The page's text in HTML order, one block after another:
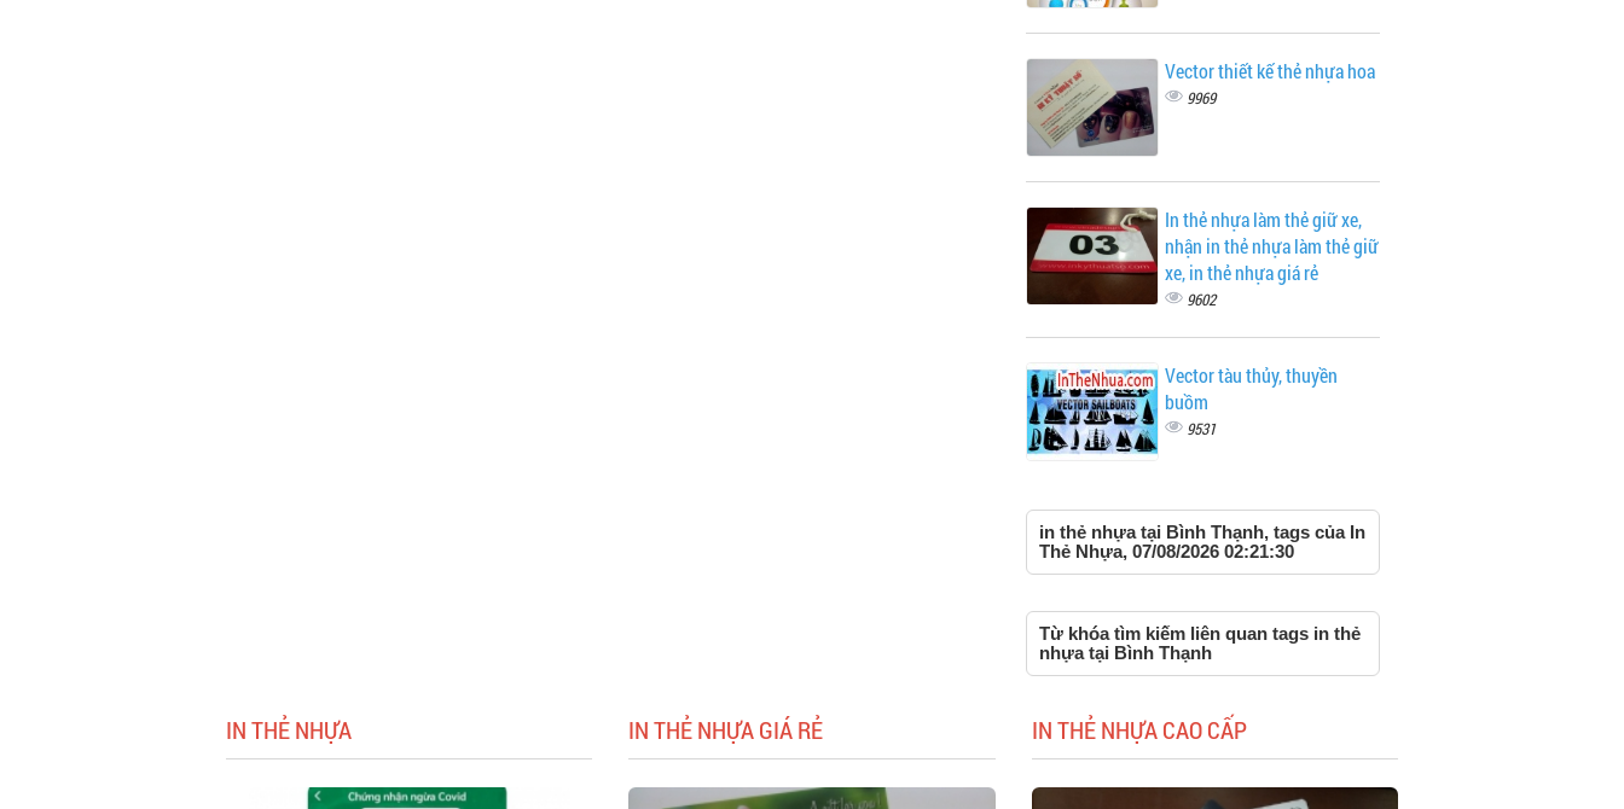
Vector thiết kế thẻ nhựa hoa
9969
In thẻ nhựa làm thẻ giữ xe,
nhận in thẻ nhựa làm thẻ giữ
xe, in thẻ nhựa giá rẻ
9602
Vector tàu thủy, thuyền
buồm
9531
in thẻ nhựa tại Bình Thạnh, tags của In
Thẻ Nhựa, 07/08/2026 02:21:30
Từ khóa tìm kiếm liên quan tags in thẻ
nhựa tại Bình Thạnh
IN THẺ NHỰA IN THẺ NHỰA GIÁ RẺ IN THẺ NHỰA CAO CẤP